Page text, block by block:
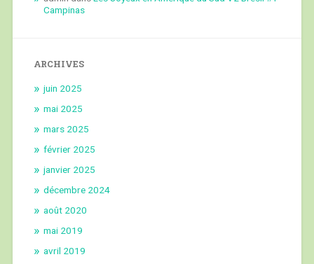
Campinas
ARCHIVES
juin 2025
mai 2025
mars 2025
février 2025
janvier 2025
décembre 2024
août 2020
mai 2019
avril 2019